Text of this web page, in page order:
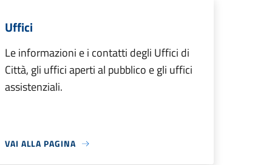
Uffici
Le informazioni e i contatti degli Uffici di
Città, gli uffici aperti al pubblico e gli uffici
assistenziali.
VAI ALLA PAGINA